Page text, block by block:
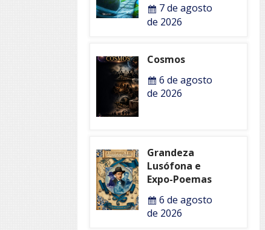
7 de agosto
de 2026
Cosmos
6 de agosto
de 2026
Grandeza
Lusófona e
Expo-Poemas
6 de agosto
de 2026